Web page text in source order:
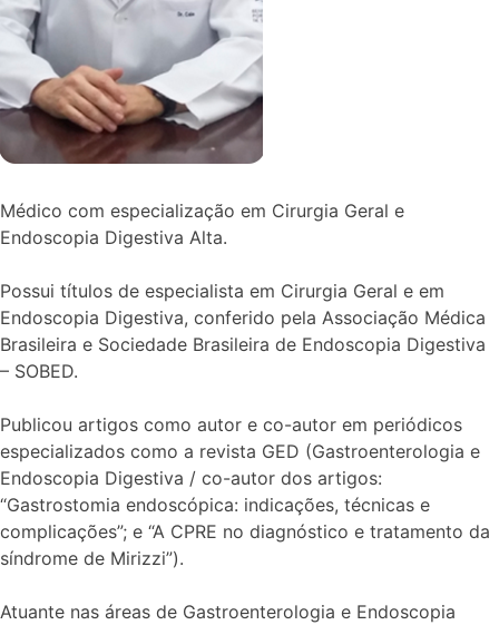
Médico com especialização em Cirurgia Geral e
Endoscopia Digestiva Alta.
Possui títulos de especialista em Cirurgia Geral e em
Endoscopia Digestiva, conferido pela Associação Médica
Brasileira e Sociedade Brasileira de Endoscopia Digestiva
– SOBED.
Publicou artigos como autor e co-autor em periódicos
especializados como a revista GED (Gastroenterologia e
Endoscopia Digestiva / co-autor dos artigos:
“Gastrostomia endoscópica: indicações, técnicas e
complicações”; e “A CPRE no diagnóstico e tratamento da
síndrome de Mirizzi”).
Atuante nas áreas de Gastroenterologia e Endoscopia